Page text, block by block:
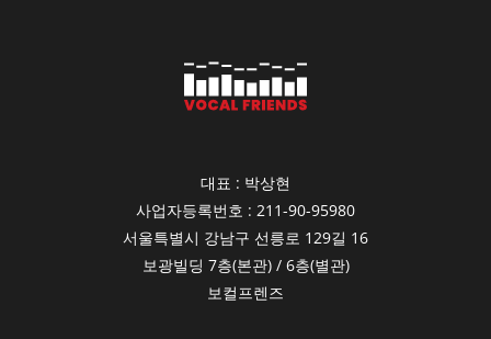
대표 : 박상현
사업자등록번호 : 211-90-95980
서울특별시 강남구 선릉로 129길 16
보광빌딩 7층(본관) / 6층(별관)
보컬프렌즈